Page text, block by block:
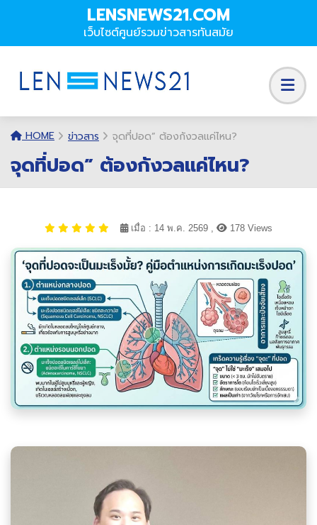
LENSNEWS21.COM
เว็บไซต์ศูนย์รวมข่าวสารทันสมัย
HOME ข่าวสาร จุดที่ปอด” ต้องกังวลแค่ไหน?
จุดที่ปอด” ต้องกังวลแค่ไหน?
เมื่อ : 14 พ.ค. 2569 , 178 Views